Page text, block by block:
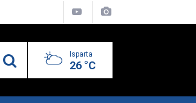
Isparta
26 °C